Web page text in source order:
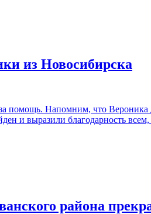
из Новосибирска
помощь. Напомним, что
и выразили благодарность
района